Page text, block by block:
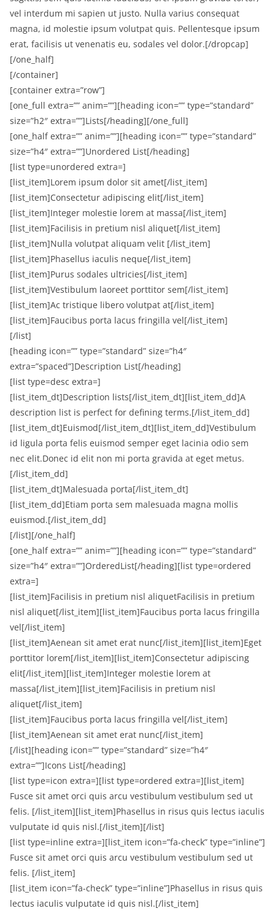
vel interdum mi sapien ut justo. Nulla varius consequat
magna, id molestie ipsum volutpat quis. Pellentesque ipsum
erat, facilisis ut venenatis eu, sodales vel dolor.[/dropcap]
[/one_half]
[/container]
[container extra=”row”]
[one_full extra=”” anim=””][heading icon=”” type=”standard”
size=”h2″ extra=””]Lists[/heading][/one_full]
[one_half extra=”” anim=””][heading icon=”” type=”standard”
size=”h4″ extra=””]Unordered List[/heading]
[list type=unordered extra=]
[list_item]Lorem ipsum dolor sit amet[/list_item]
[list_item]Consectetur adipiscing elit[/list_item]
[list_item]Integer molestie lorem at massa[/list_item]
[list_item]Facilisis in pretium nisl aliquet[/list_item]
[list_item]Nulla volutpat aliquam velit [/list_item]
[list_item]Phasellus iaculis neque[/list_item]
[list_item]Purus sodales ultricies[/list_item]
[list_item]Vestibulum laoreet porttitor sem[/list_item]
[list_item]Ac tristique libero volutpat at[/list_item]
[list_item]Faucibus porta lacus fringilla vel[/list_item]
[/list]
[heading icon=”” type=”standard” size=”h4″
extra=”spaced”]Description List[/heading]
[list type=desc extra=]
[list_item_dt]Description lists[/list_item_dt][list_item_dd]A
description list is perfect for defining terms.[/list_item_dd]
[list_item_dt]Euismod[/list_item_dt][list_item_dd]Vestibulum
id ligula porta felis euismod semper eget lacinia odio sem
nec elit.Donec id elit non mi porta gravida at eget metus.
[/list_item_dd]
[list_item_dt]Malesuada porta[/list_item_dt]
[list_item_dd]Etiam porta sem malesuada magna mollis
euismod.[/list_item_dd]
[/list][/one_half]
[one_half extra=”” anim=””][heading icon=”” type=”standard”
size=”h4″ extra=””]OrderedList[/heading][list type=ordered
extra=]
[list_item]Facilisis in pretium nisl aliquetFacilisis in pretium
nisl aliquet[/list_item][list_item]Faucibus porta lacus fringilla
vel[/list_item]
[list_item]Aenean sit amet erat nunc[/list_item][list_item]Eget
porttitor lorem[/list_item][list_item]Consectetur adipiscing
elit[/list_item][list_item]Integer molestie lorem at
massa[/list_item][list_item]Facilisis in pretium nisl
aliquet[/list_item]
[list_item]Faucibus porta lacus fringilla vel[/list_item]
[list_item]Aenean sit amet erat nunc[/list_item]
[/list][heading icon=”” type=”standard” size=”h4″
extra=””]Icons List[/heading]
[list type=icon extra=][list type=ordered extra=][list_item]
Fusce sit amet orci quis arcu vestibulum vestibulum sed ut
felis. [/list_item][list_item]Phasellus in risus quis lectus iaculis
vulputate id quis nisl.[/list_item][/list]
[list type=inline extra=][list_item icon=”fa-check” type=”inline”]
Fusce sit amet orci quis arcu vestibulum vestibulum sed ut
felis. [/list_item]
[list_item icon=”fa-check” type=”inline”]Phasellus in risus quis
lectus iaculis vulputate id quis nisl.[/list_item]